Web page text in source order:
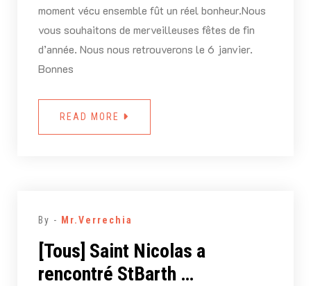
moment vécu ensemble fût un réel bonheur.Nous
vous souhaitons de merveilleuses fêtes de fin
d’année. Nous nous retrouverons le 6 janvier.
Bonnes
READ MORE
By - Mr.Verrechia
[Tous] Saint Nicolas a
rencontré StBarth …